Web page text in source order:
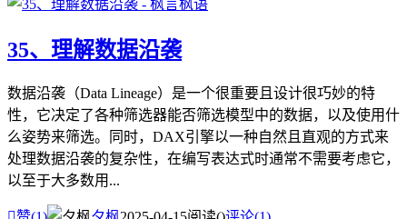
35、理解数据沿袭
数据沿袭（Data Lineage）是一个很重要且设计很巧妙的特
性，它决定了各种筛选器能否筛选模型中的数据，以及使用什
么姿势来筛选。同时，DAX引擎以一种自然且直观的方式来
处理数据沿袭的复杂性，在编写表达式时通常不需要考虑它，
以至于大多数用...